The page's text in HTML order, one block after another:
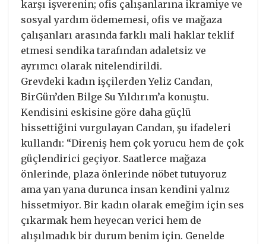
karşı işverenin; ofis çalışanlarına ikramiye ve
sosyal yardım ödememesi, ofis ve mağaza
çalışanları arasında farklı mali haklar teklif
etmesi sendika tarafından adaletsiz ve
ayrımcı olarak nitelendirildi.
Grevdeki kadın işçilerden Yeliz Candan,
BirGün’den Bilge Su Yıldırım’a konuştu.
Kendisini eskisine göre daha güçlü
hissettiğini vurgulayan Candan, şu ifadeleri
kullandı: “Direniş hem çok yorucu hem de çok
güçlendirici geçiyor. Saatlerce mağaza
önlerinde, plaza önlerinde nöbet tutuyoruz
ama yan yana durunca insan kendini yalnız
hissetmiyor. Bir kadın olarak emeğim için ses
çıkarmak hem heyecan verici hem de
alışılmadık bir durum benim için. Genelde